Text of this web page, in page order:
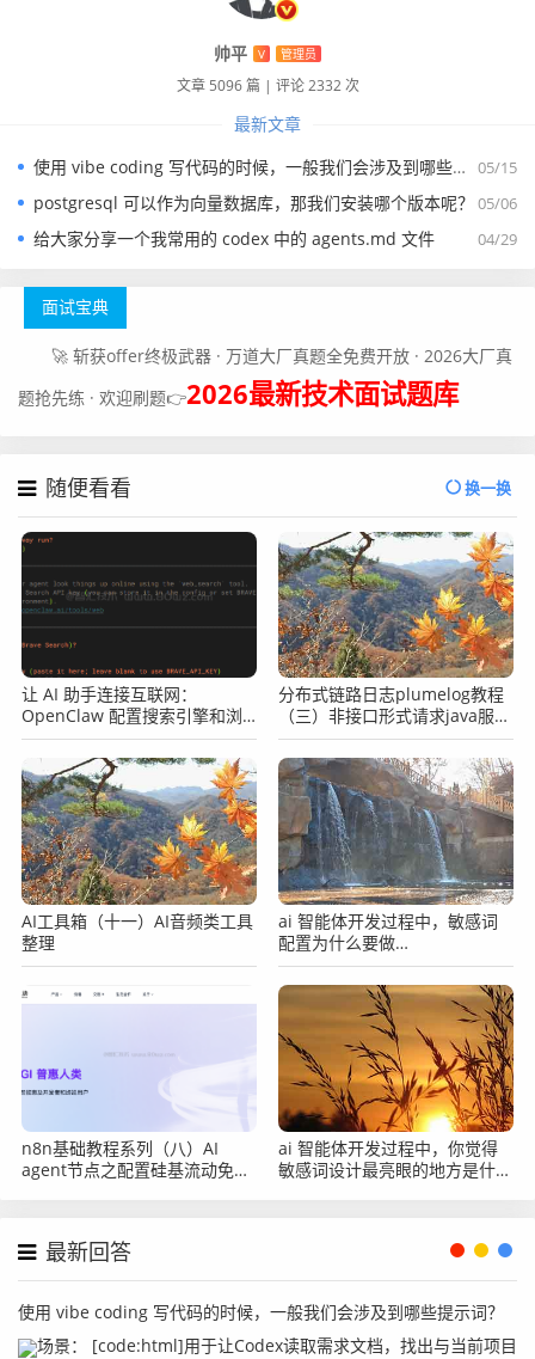
帅平 V 管理员
文章 5096 篇 | 评论 2332 次
最新文章
05/15
使用 vibe coding 写代码的时候，一般我们会涉及到哪些提示词？
05/06
postgresql 可以作为向量数据库，那我们安装哪个版本呢？
04/29
给大家分享一个我常用的 codex 中的 agents.md 文件
面试宝典
🚀 斩获offer终极武器 · 万道大厂真题全免费开放 · 2026大厂真
题抢先练 · 欢迎刷题👉2026最新技术面试题库
随便看看 换一换
让 AI 助手连接互联网：
OpenClaw 配置搜索引擎和浏
览器完整教程
分布式链路日志plumelog教程
（三）非接口形式请求java服
务，导致plumelog没有traceid
怎么办？
AI工具箱（十一）AI音频类工具
整理
ai 智能体开发过程中，敏感词
配置为什么要做
usedWithAgent 反查？
n8n基础教程系列（八）AI
agent节点之配置硅基流动免费
ai 智能体开发过程中，你觉得
敏感词设计最亮眼的地方是什
最新回答
使用 vibe coding 写代码的时候，一般我们会涉及到哪些提示词？
场景： [code:html]用于让Codex读取需求文档，找出与当前项目